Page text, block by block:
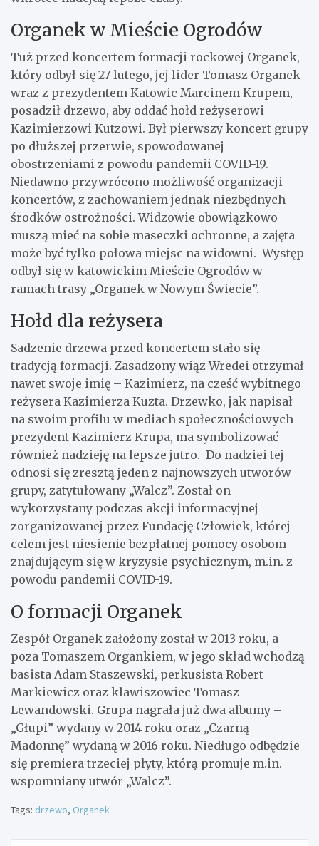
Organek w Mieście Ogrodów
Tuż przed koncertem formacji rockowej Organek,
który odbył się 27 lutego, jej lider Tomasz Organek
wraz z prezydentem Katowic Marcinem Krupem,
posadził drzewo, aby oddać hołd reżyserowi
Kazimierzowi Kutzowi. Był pierwszy koncert grupy
po dłuższej przerwie, spowodowanej
obostrzeniami z powodu pandemii COVID-19.
Niedawno przywrócono możliwość organizacji
koncertów, z zachowaniem jednak niezbędnych
środków ostrożności. Widzowie obowiązkowo
muszą mieć na sobie maseczki ochronne, a zajęta
może być tylko połowa miejsc na widowni. Występ
odbył się w katowickim Mieście Ogrodów w
ramach trasy „Organek w Nowym Świecie”.
Hołd dla reżysera
Sadzenie drzewa przed koncertem stało się
tradycją formacji. Zasadzony wiąz Wredei otrzymał
nawet swoje imię – Kazimierz, na cześć wybitnego
reżysera Kazimierza Kuzta. Drzewko, jak napisał
na swoim profilu w mediach społecznościowych
prezydent Kazimierz Krupa, ma symbolizować
również nadzieję na lepsze jutro. Do nadziei tej
odnosi się zresztą jeden z najnowszych utworów
grupy, zatytułowany „Walcz”. Został on
wykorzystany podczas akcji informacyjnej
zorganizowanej przez Fundację Człowiek, której
celem jest niesienie bezpłatnej pomocy osobom
znajdującym się w kryzysie psychicznym, m.in. z
powodu pandemii COVID-19.
O formacji Organek
Zespół Organek założony został w 2013 roku, a
poza Tomaszem Organkiem, w jego skład wchodzą
basista Adam Staszewski, perkusista Robert
Markiewicz oraz klawiszowiec Tomasz
Lewandowski. Grupa nagrała już dwa albumy –
„Głupi” wydany w 2014 roku oraz „Czarną
Madonnę” wydaną w 2016 roku. Niedługo odbędzie
się premiera trzeciej płyty, którą promuje m.in.
wspomniany utwór „Walcz”.
Tags: drzewo, Organek